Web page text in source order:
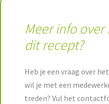
Meer info
dit recept?
Heb je een vraag over
wil je met een
treden? Vul het